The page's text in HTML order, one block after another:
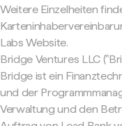
Weitere Einzelheiten
Labs Website.
Bridge Ventures LLC
Bridge ist ein
und der
Verwaltung und den